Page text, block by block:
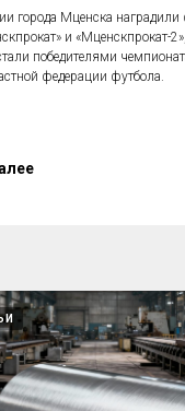
города Мценска наградили
и «Мценскпрокат-
победителями
федерации футбола.